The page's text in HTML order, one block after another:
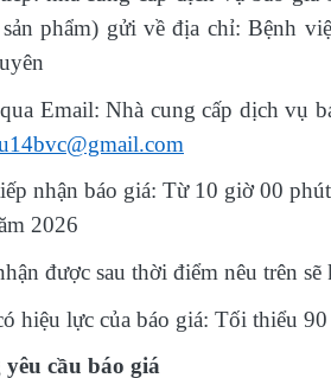
phẩm) gửi về địa chỉ: Bệnh
Email: Nhà cung cấp dịch vụ
nhận báo giá: Từ 10 giờ 00
2026
được sau thời điểm nêu trên
hiệu lực của báo giá: Tối thiểu
cầu báo giá